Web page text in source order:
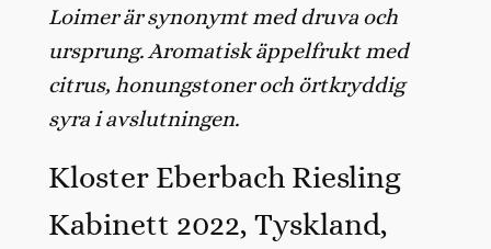
Loimer är synonymt med druva och
ursprung. Aromatisk äppelfrukt med
citrus, honungstoner och örtkryddig
syra i avslutningen.
Kloster Eberbach Riesling
Kabinett 2022, Tyskland,